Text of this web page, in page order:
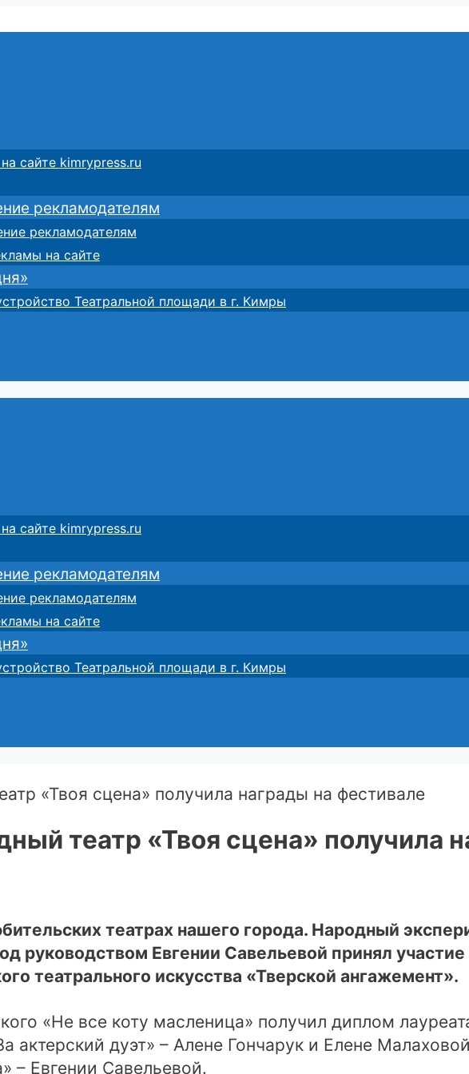
сайте kimrypress.ru
рекламодателям
рекламодателям
на сайте
Театральной площади в г. Кимры
сайте kimrypress.ru
рекламодателям
рекламодателям
на сайте
Театральной площади в г. Кимры
театр «Твоя сцена» получила
театрах нашего города. Народный
руководством Евгении Савельевой принял
театрального искусства «Тверской ангажемент».
«Не все коту масленица» получил диплом
актерский дуэт» – Алене Гончарук и Елене
– Евгении Савельевой.